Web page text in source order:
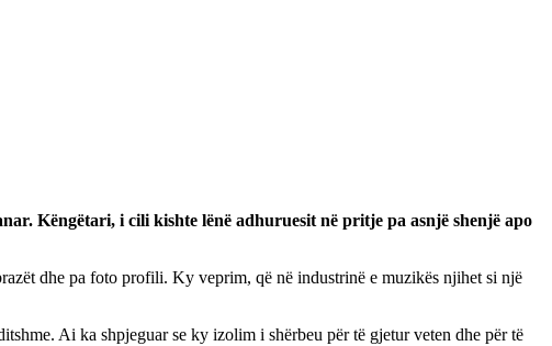
Këngëtari, i cili kishte lënë adhuruesit në pritje pa asnjë shenjë apo
dhe pa foto profili. Ky veprim, që në industrinë e muzikës njihet si një
Ai ka shpjeguar se ky izolim i shërbeu për të gjetur veten dhe për të